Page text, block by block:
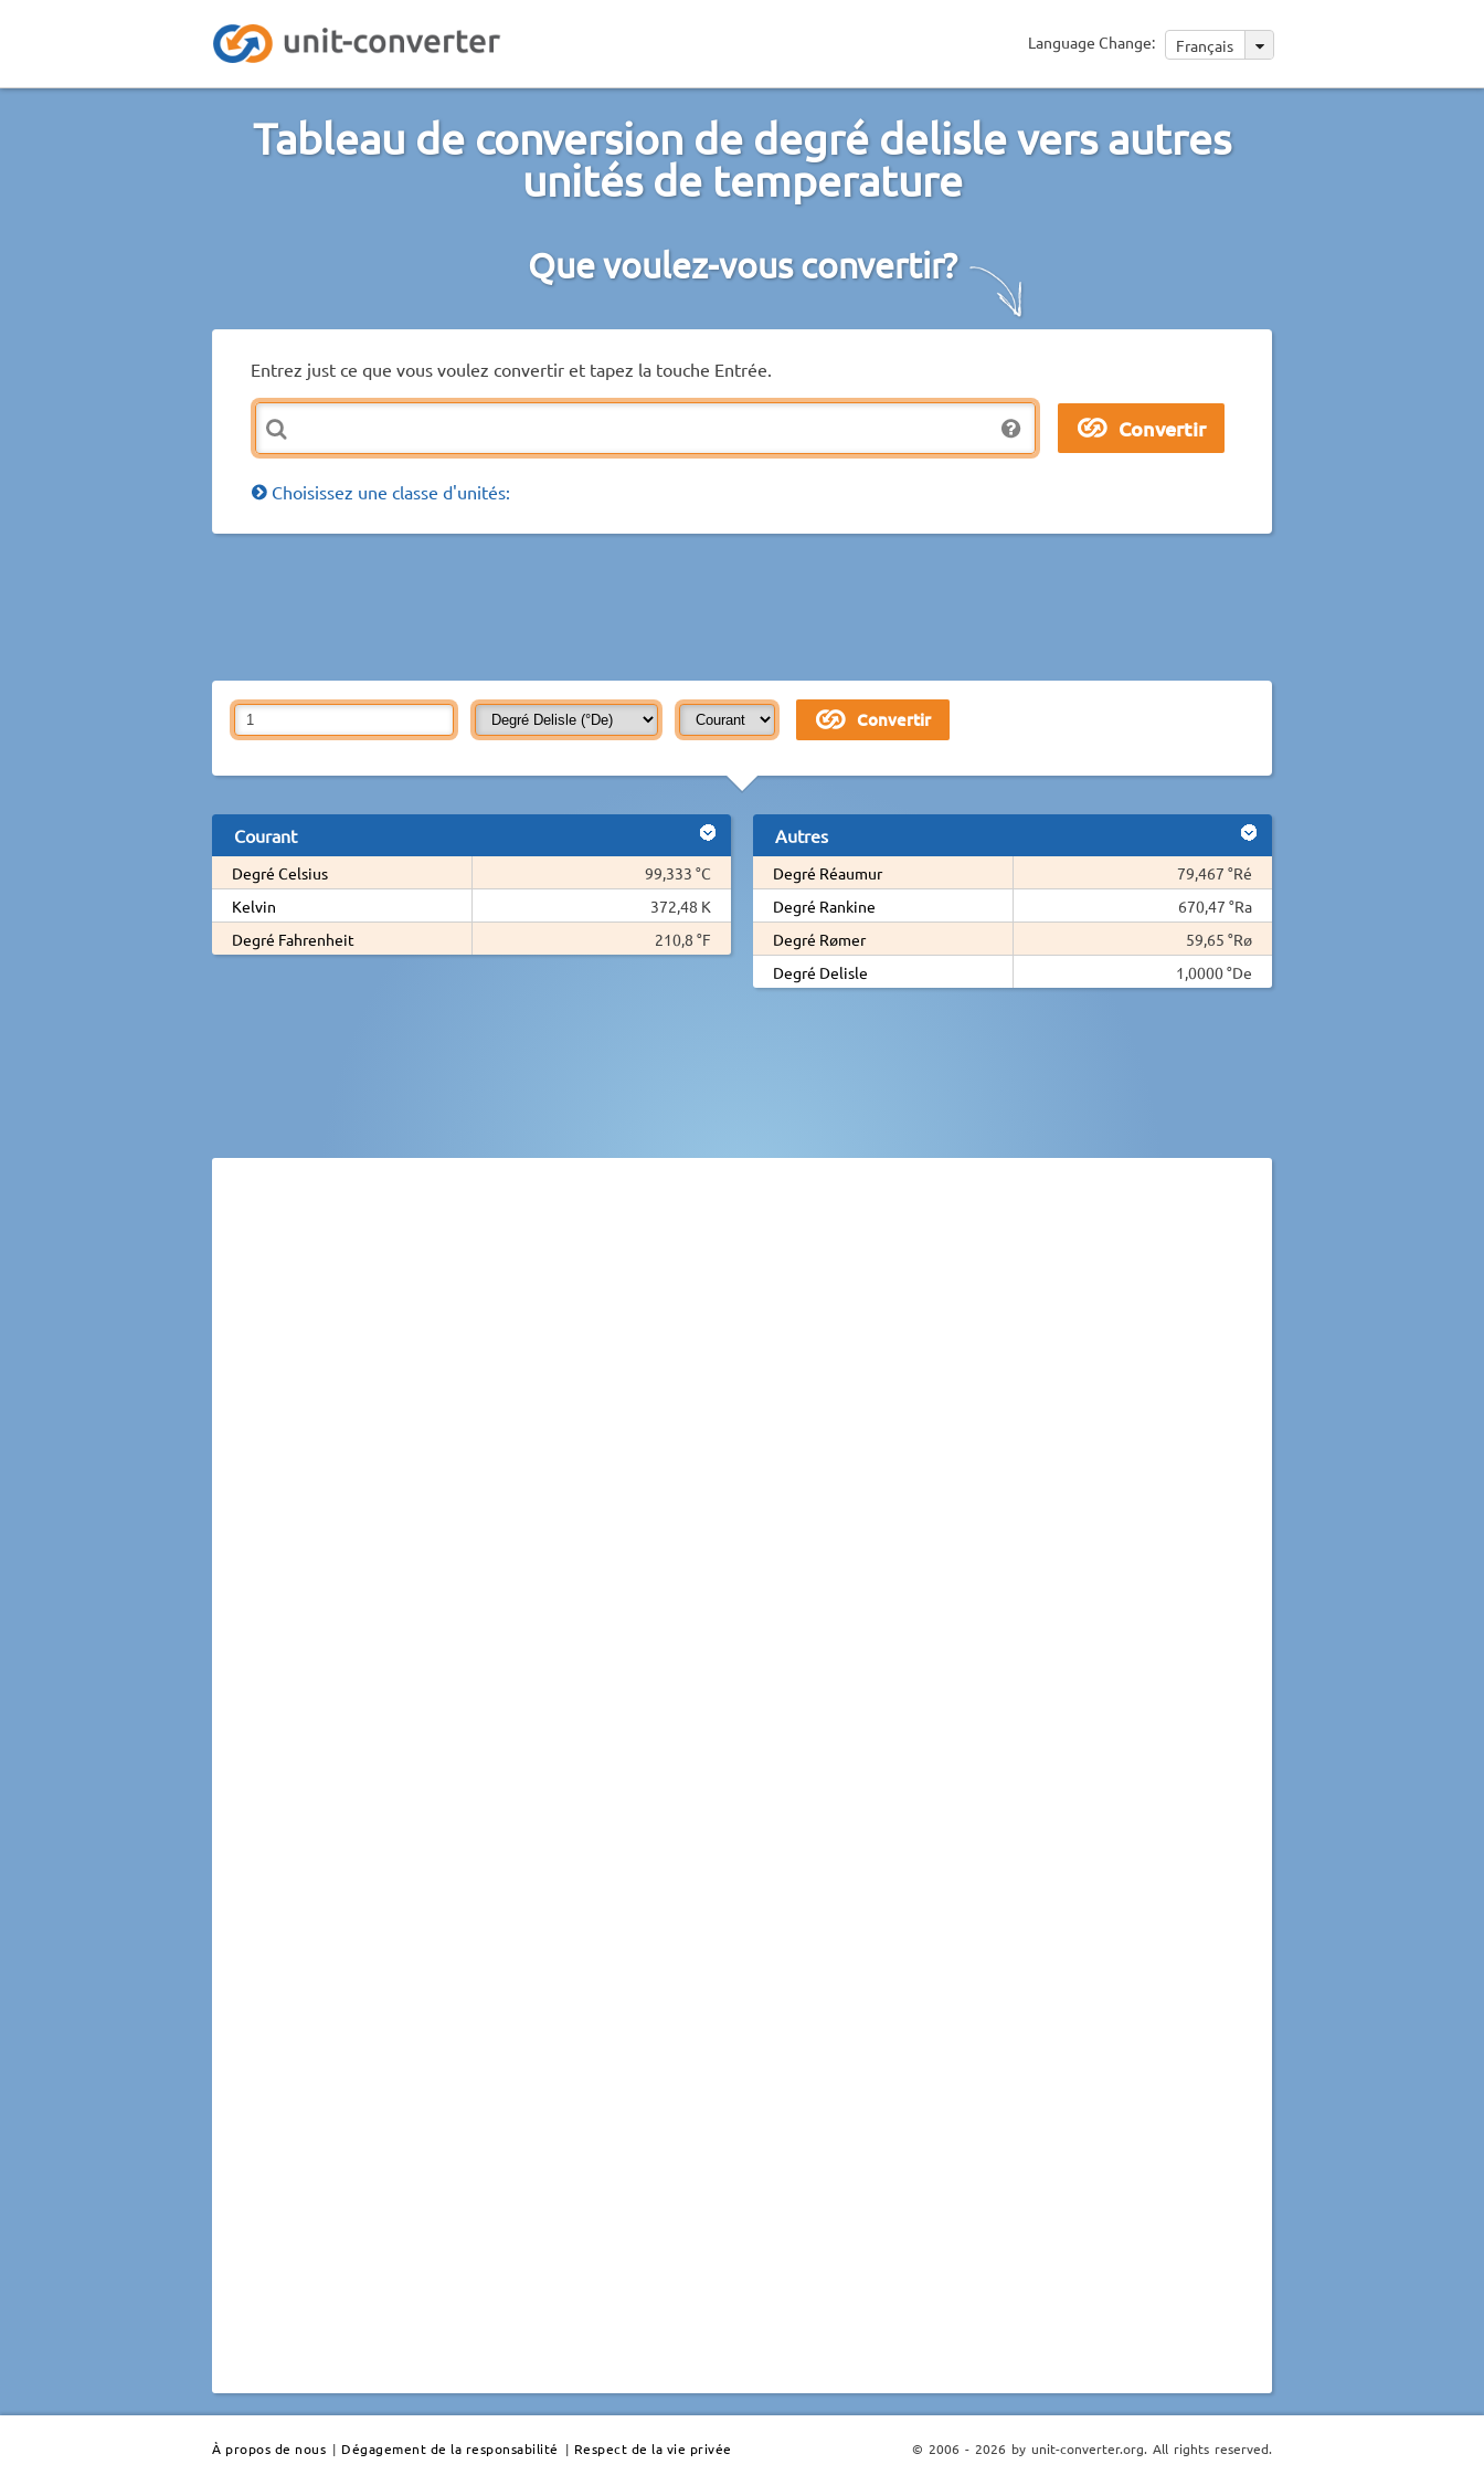
Language Change: Français
Tableau de conversion de degré delisle vers autres
unités de temperature
Que voulez-vous convertir?
Entrez just ce que vous voulez convertir et tapez la touche Entrée.
Choisissez une classe d'unités:
Courant
Degré Celsius
99,333 °C
Kelvin
372,48 K
Degré Fahrenheit
210,8 °F
Autres
Degré Réaumur
79,467 °Ré
Degré Rankine
670,47 °Ra
Degré Rømer
59,65 °Rø
Degré Delisle
1,0000 °De
À propos de nous | Dégagement de la responsabilité | Respect de la vie privée © 2006 - 2026 by unit-converter.org. All rights reserved.